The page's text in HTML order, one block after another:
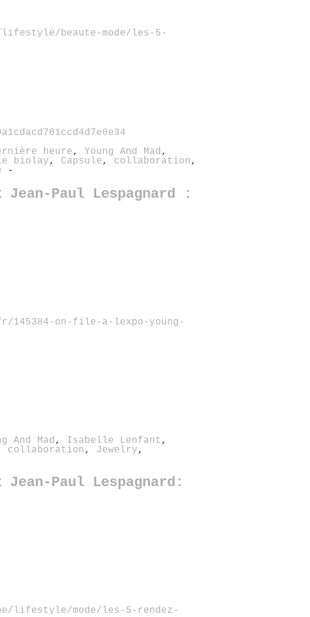
beaute-mode/les-5-
heure, Young And Mad ,
biolay, Capsule, collaboration ,
-
Paul Lespagnard :
145384-on-file-a-lexpo-young-
And Mad , Isabelle Lenfant ,
collaboration , Jewelry,
Paul Lespagnard:
lifestyle/mode/les-5-rendez-